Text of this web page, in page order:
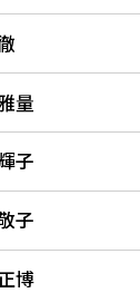
量
子
子
博